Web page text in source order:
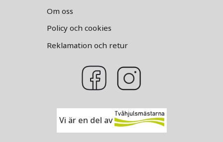
Om oss
Policy och cookies
Reklamation och retur
Vi är en del av